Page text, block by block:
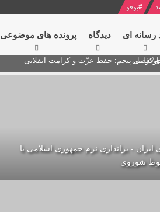
#یوفو
رسانه ای دیدگاه‌ پرونده های موضوعی
- براندازی نرم جمهوری اسلامی با
شوروی